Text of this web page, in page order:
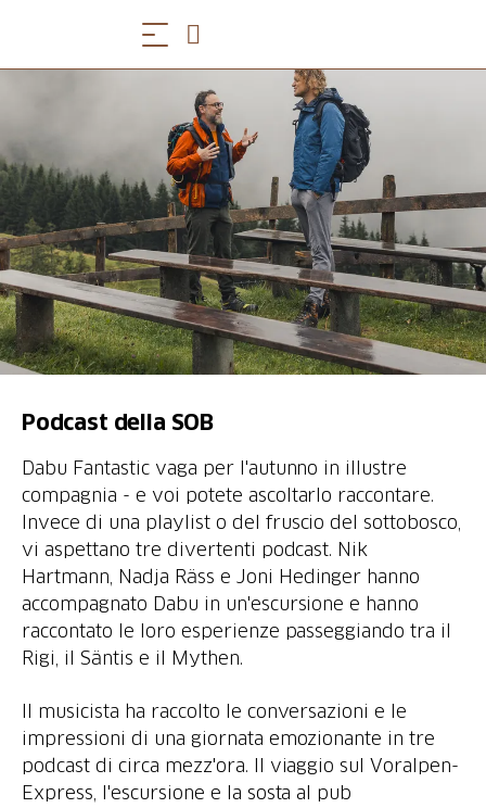
Podcast della SOB
Dabu Fantastic vaga per l'autunno in illustre
compagnia - e voi potete ascoltarlo raccontare.
Invece di una playlist o del fruscio del sottobosco,
vi aspettano tre divertenti podcast. Nik
Hartmann, Nadja Räss e Joni Hedinger hanno
accompagnato Dabu in un'escursione e hanno
raccontato le loro esperienze passeggiando tra il
Rigi, il Säntis e il Mythen.
Il musicista ha raccolto le conversazioni e le
impressioni di una giornata emozionante in tre
podcast di circa mezz'ora. Il viaggio sul Voralpen-
Express, l'escursione e la sosta al pub